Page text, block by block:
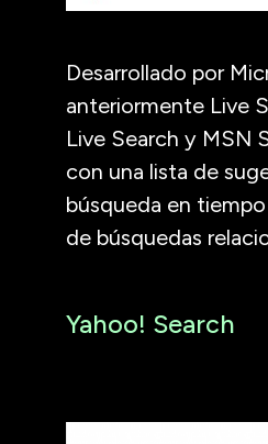
Desarrollado por
anteriormente Live
Live Search y MSN
con una lista de
búsqueda en
de búsquedas
Yahoo! Search